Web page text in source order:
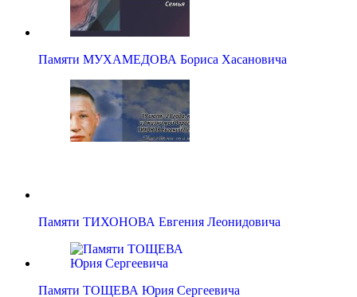
Памяти МУХАМЕДОВА Бориса Хасановича
Памяти ТИХОНОВА Евгения Леонидовича
Памяти ТОЩЕВА Юрия Сергеевича